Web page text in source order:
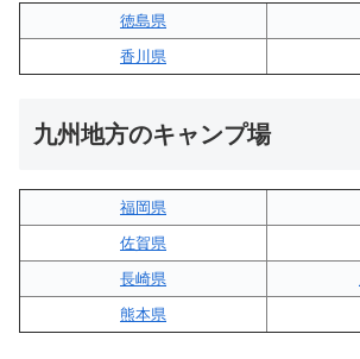
徳島県
香川県
九州地方のキャンプ場
福岡県
佐賀県
長崎県
熊本県